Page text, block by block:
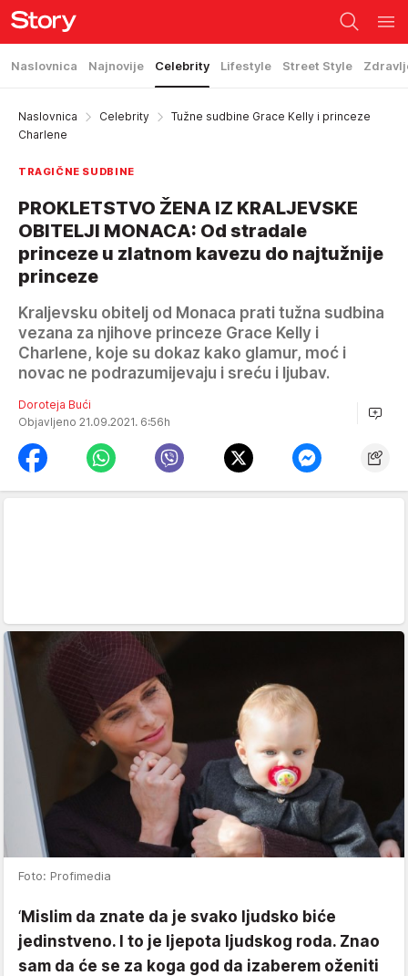
Naslovnica Najnovije Celebrity Lifestyle Street Style
Naslovnica Celebrity
Tužne sudbine Grace Kelly i princeze
Charlene
TRAGIČNE SUDBINE
PROKLETSTVO ŽENA IZ KRALJEVSKE
OBITELJI MONACA: Od stradale
princeze u zlatnom kavezu do najtužnije
princeze
Kraljevsku obitelj od Monaca prati tužna sudbina
vezana za njihove princeze Grace Kelly i
Charlene, koje su dokaz kako glamur, moć i
novac ne podrazumijevaju i sreću i ljubav.
Doroteja Bući
Objavljeno 21.09.2021. 6:56h
Foto: Profimedia
‘Mislim da znate da je svako ljudsko biće
jedinstveno. I to je ljepota ljudskog roda. Znao
sam da će se za koga god da izaberem oženiti